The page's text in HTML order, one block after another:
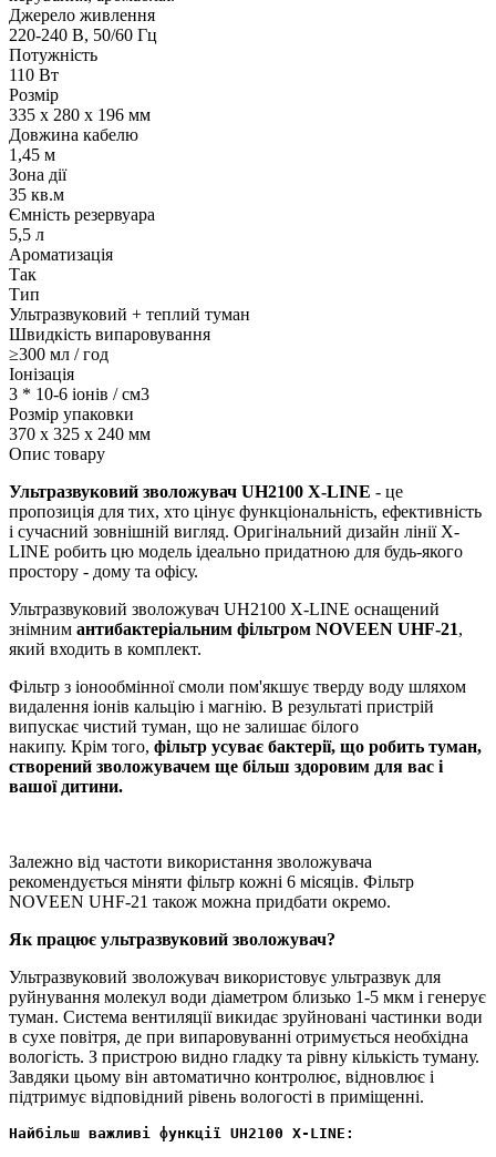
Джерело живлення
220-240 В, 50/60 Гц
Потужність
110 Вт
Розмір
335 х 280 х 196 мм
Довжина кабелю
1,45 м
Зона дії
35 кв.м
Ємність резервуара
5,5 л
Ароматизація
Так
Тип
Ультразвуковий + теплий туман
Швидкість випаровування
≥300 мл / год
Іонізація
3 * 10-6 іонів / cм3
Розмір упаковки
370 х 325 х 240 мм
Опис товару
Ультразвуковий зволожувач UH2100 X-LINE - це
пропозиція для тих, хто цінує функціональність, ефективність
і сучасний зовнішній вигляд. Оригінальний дизайн лінії X-
LINE робить цю модель ідеально придатною для будь-якого
простору - дому та офісу.
Ультразвуковий зволожувач UH2100 X-LINE оснащений
знімним антибактеріальним фільтром NOVEEN UHF-21,
який входить в комплект.
Фільтр з іонообмінної смоли пом'якшує тверду воду шляхом
видалення іонів кальцію і магнію. В результаті пристрій
випускає чистий туман, що не залишає білого
накипу. Крім того, фільтр усуває бактерії, що робить туман,
створений зволожувачем ще більш здоровим для вас і
вашої дитини.
Залежно від частоти використання зволожувача
рекомендується міняти фільтр кожні 6 місяців. Фільтр
NOVEEN UHF-21 також можна придбати окремо.
Як працює ультразвуковий зволожувач?
Ультразвуковий зволожувач використовує ультразвук для
руйнування молекул води діаметром близько 1-5 мкм і генерує
туман. Система вентиляції викидає зруйновані частинки води
в сухе повітря, де при випаровуванні отримується необхідна
вологість. З пристрою видно гладку та рівну кількість туману.
Завдяки цьому він автоматично контролює, відновлює і
підтримує відповідний рівень вологості в приміщенні.
Найбільш важливі функції UH2100 X-LINE: